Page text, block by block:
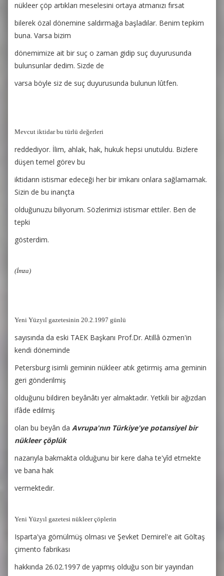
nükleer çöp artıkları meselesini ortaya atmanızı fırsat
bilerek özal dönemine saldırmağa başladılar. Benim tepkim
buna. Varsa bizim
dönemimize ait bir suç o zaman gidip suç duyurusunda
bulunsunlar dedim. Sizde de
varsa böyle siz de suç duyurusunda bulunun lûtfen.
Mevcut iktidar bu türlü değerleri
reddediyor. İlim, ahlak, hak, hukuk hepsi unutuldu. Bizlere
düşen temel görev bu
iktidarın istismar edeceği her bir imkanı onlara sağlamamak.
Sizin de bu inançta
olduğunuzu biliyorum. Sözlerimizi istismar ettiler. Ben de
tepki
gösterdim.
(İmza)
Yeni Yüzyıl gazetesinin 20.2.1997 günlü
sayısında da eski TAEK Başkanı Prof.Dr. Atillâ özmen'in
kendi döneminde
Petersburg isimli geminin nükleer atık getirmiş ama geminin
geri gönderilmiş
olduğunu bildiren beyânâtı yer almaktadır. Yetkili bir ağızdan
ifâde edilmiş
olan bu beyân daAvrupa'nın Türkiye'ye potansiyel bir
nükleer çöplük
nazarıyla bakmakta olduğunu bir kere daha te'yîd etmekte
ve bana hak
vermektedir.
Yeni Yüzyıl gazetesi nükleer çöplerin
Isparta'ya gömülmüş olması ve Şevket Demirel'e ait Göltaş
çimento fabrikası
hakkında 26.02.1997 de yapmış olduğu son bir yayından